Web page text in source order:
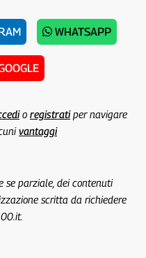
WHATSAPP
o registratiper navigare
vantaggi
se parziale, dei contenuti
scritta da richiedere